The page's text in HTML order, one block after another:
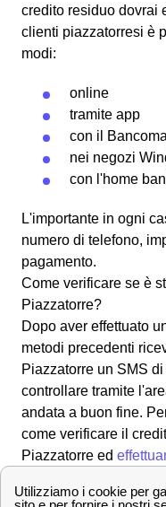
credito residuo dovrai
clienti piazzatorresi è
modi:
online
tramite app
con il
nei negozi
con l'home
L'importante in ogni
numero di telefono,
pagamento.
Come verificare se è
Piazzatorre?
Dopo aver effettuato
metodi precedenti
Piazzatorre un SMS
controllare tramite
andata a buon fine.
come verificare il
Piazzatorre ed
Tutti i numeri Wind